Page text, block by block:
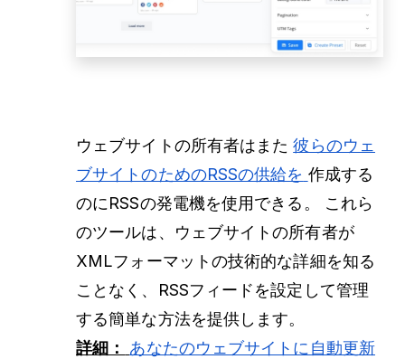
ウェブサイトの所有者はまた彼らのウェ
ブサイトのためのRSSの供給を 作成する
のにRSSの発電機を使用できる。 これら
のツールは、ウェブサイトの所有者が
XMLフォーマットの技術的な詳細を知る
ことなく、RSSフィードを設定して管理
する簡単な方法を提供します。
詳細：
あなたのウェブサイトに自動更新